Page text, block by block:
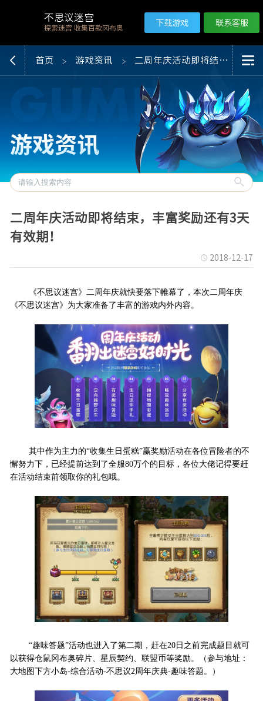
不思议迷宫
探索迷宫 收集百款冈布奥
下载游戏 联系客服
首页 游戏资讯 二周年庆活动即将结束，丰富奖励还有3天有效期！
二周年庆活动即将结束，丰富奖励还有3天
有效期！
2018-12-17
《不思议迷宫》二周年庆就快要落下帷幕了，本次二周年庆
《不思议迷宫》为大家准备了丰富的游戏内外内容。
其中作为主力的“收集生日蛋糕”赢奖励活动在各位冒险者的不
懈努力下，已经提前达到了全服80万个的目标，各位大佬记得要赶
在活动结束前领取你的礼包哦。
“趣味答题”活动也进入了第二期，赶在20日之前完成题目就可
以获得仓鼠冈布奥碎片、星辰契约、联盟币等奖励。（参与地址：
大地图下方小岛-综合活动-不思议2周年庆典-趣味答题。）